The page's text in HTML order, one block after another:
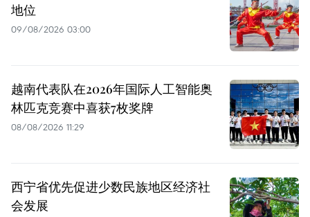
地位
09/08/2026 03:00
越南代表队在2026年国际人工智能奥
林匹克竞赛中喜获7枚奖牌
08/08/2026 11:29
西宁省优先促进少数民族地区经济社
会发展